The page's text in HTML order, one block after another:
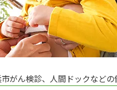
がん検診、人間ドックなど